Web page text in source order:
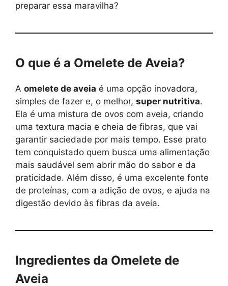
preparar essa maravilha?
O que é a Omelete de Aveia?
A omelete de aveia é uma opção inovadora,
simples de fazer e, o melhor, super nutritiva.
Ela é uma mistura de ovos com aveia, criando
uma textura macia e cheia de fibras, que vai
garantir saciedade por mais tempo. Esse prato
tem conquistado quem busca uma alimentação
mais saudável sem abrir mão do sabor e da
praticidade. Além disso, é uma excelente fonte
de proteínas, com a adição de ovos, e ajuda na
digestão devido às fibras da aveia.
Ingredientes da Omelete de
Aveia